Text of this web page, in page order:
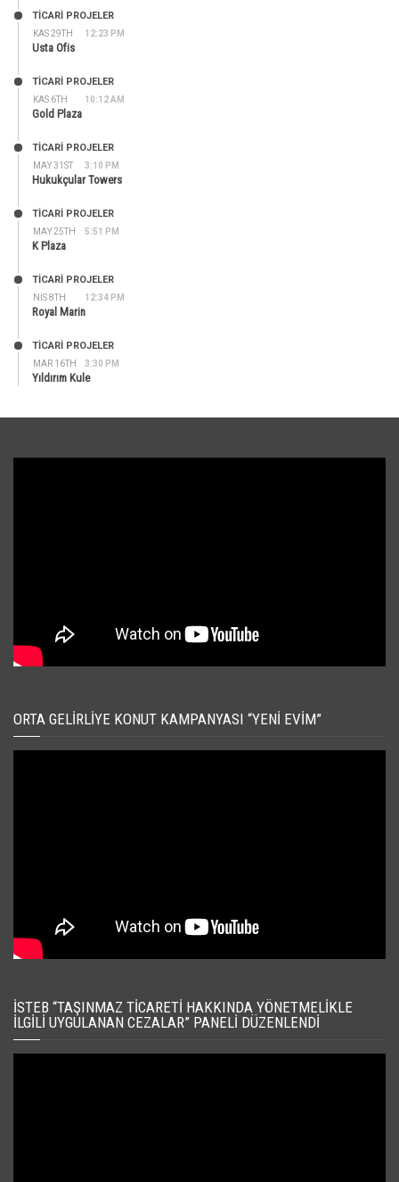
KAS 29TH 12:23 PM
TİCARİ PROJELER
Usta Ofis
KAS 6TH 10:12 AM
TİCARİ PROJELER
Gold Plaza
MAY 31ST 3:10 PM
TİCARİ PROJELER
Hukukçular Towers
MAY 25TH 5:51 PM
TİCARİ PROJELER
K Plaza
NIS 8TH 12:34 PM
TİCARİ PROJELER
Royal Marin
MAR 16TH 3:30 PM
TİCARİ PROJELER
Yıldırım Kule
ORTA GELIRLIYE KONUT KAMPANYASI “YENI EVIM”
İSTEB “TAŞINMAZ TICARETI HAKKINDA YÖNETMELIKLE
İLGILI UYGULANAN CEZALAR” PANELI DÜZENLENDI